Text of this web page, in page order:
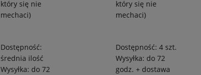
który się nie
mechaci)
Dostępność:
średnia ilość
Wysyłka: do 72
który się nie
mechaci)
Dostępność: 4 szt.
Wysyłka: do 72
godz. + dostawa